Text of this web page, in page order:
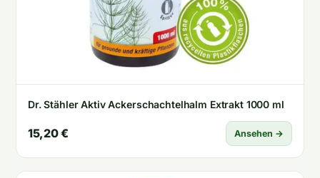
Dr. Stähler Aktiv Ackerschachtelhalm Extrakt 1000 ml
15,20 € Ansehen →